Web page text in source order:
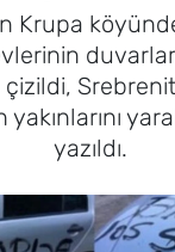
Krupa
yakınlarını
yazıldı.